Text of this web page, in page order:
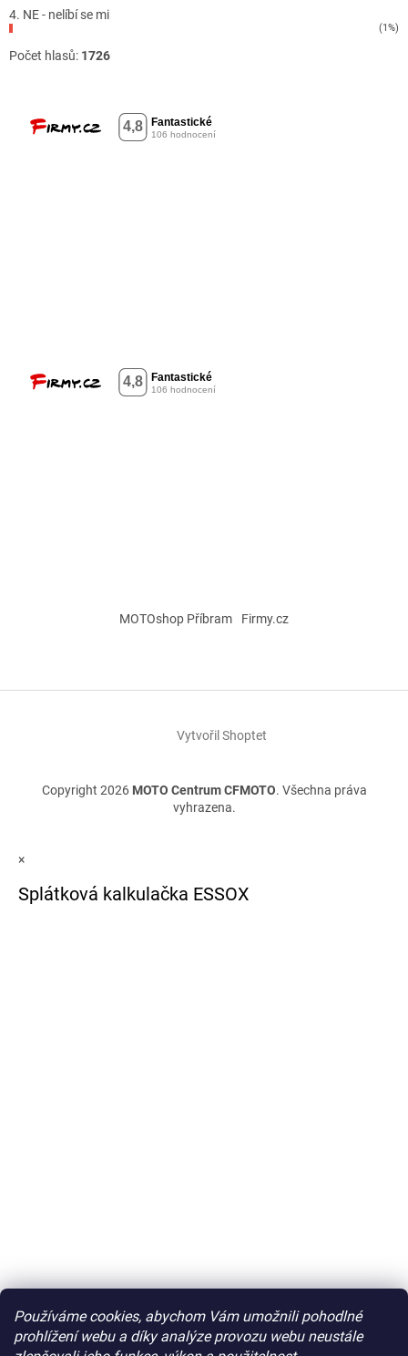
Používáme cookies, abychom Vám umožnili pohodlné
prohlížení webu a díky analýze provozu webu neustále
4. NE - nelíbí se mi
(1%)
Počet hlasů: 1726
MOTOshop Příbram Firmy.cz
Vytvořil Shoptet
Copyright 2026 MOTO Centrum CFMOTO. Všechna práva
vyhrazena.
×
Splátková kalkulačka ESSOX